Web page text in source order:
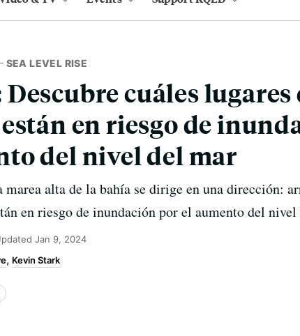
SEA LEVEL RISE
cuáles lugares
en riesgo de
del nivel del mar
alta de la bahía se dirige en una dirección:
en riesgo de inundación por el aumento del
Jan 9, 2024
Kevin Stark